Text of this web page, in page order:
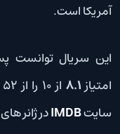
آمریکا است.
امتیاز8.1
سایتIMDBدر ژانر های